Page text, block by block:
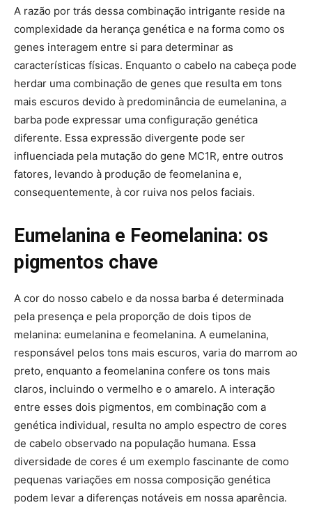
A razão por trás dessa combinação intrigante reside na
complexidade da herança genética e na forma como os
genes interagem entre si para determinar as
características físicas. Enquanto o cabelo na cabeça pode
herdar uma combinação de genes que resulta em tons
mais escuros devido à predominância de eumelanina, a
barba pode expressar uma configuração genética
diferente. Essa expressão divergente pode ser
influenciada pela mutação do gene MC1R, entre outros
fatores, levando à produção de feomelanina e,
consequentemente, à cor ruiva nos pelos faciais.
Eumelanina e Feomelanina: os
pigmentos chave
A cor do nosso cabelo e da nossa barba é determinada
pela presença e pela proporção de dois tipos de
melanina: eumelanina e feomelanina. A eumelanina,
responsável pelos tons mais escuros, varia do marrom ao
preto, enquanto a feomelanina confere os tons mais
claros, incluindo o vermelho e o amarelo. A interação
entre esses dois pigmentos, em combinação com a
genética individual, resulta no amplo espectro de cores
de cabelo observado na população humana. Essa
diversidade de cores é um exemplo fascinante de como
pequenas variações em nossa composição genética
podem levar a diferenças notáveis em nossa aparência.